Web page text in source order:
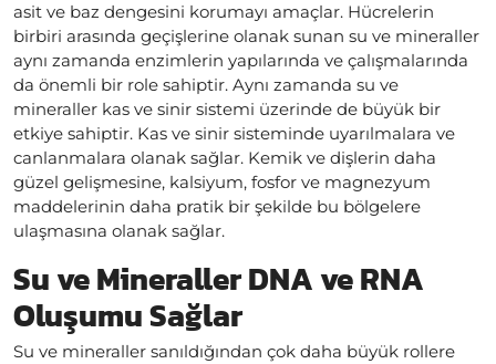
asit ve baz dengesini korumayı amaçlar. Hücrelerin
birbiri arasında geçişlerine olanak sunan su ve mineraller
aynı zamanda enzimlerin yapılarında ve çalışmalarında
da önemli bir role sahiptir. Aynı zamanda su ve
mineraller kas ve sinir sistemi üzerinde de büyük bir
etkiye sahiptir. Kas ve sinir sisteminde uyarılmalara ve
canlanmalara olanak sağlar. Kemik ve dişlerin daha
güzel gelişmesine, kalsiyum, fosfor ve magnezyum
maddelerinin daha pratik bir şekilde bu bölgelere
ulaşmasına olanak sağlar.
Su ve Mineraller DNA ve RNA
Oluşumu Sağlar
Su ve mineraller sanıldığından çok daha büyük rollere